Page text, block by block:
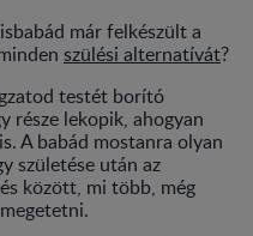
már felkészült a
szülési alternatívát?
testét borító
része lekopik, ahogyan
A babád mostanra olyan
születése után az
között, mi több, még